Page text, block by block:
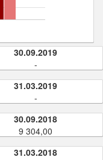
30.09.2019
-
31.03.2019
-
30.09.2018
9 304,00
31.03.2018